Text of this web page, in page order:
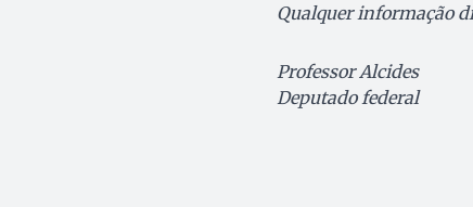
Qualquer informação
Professor Alcides
Deputado federal